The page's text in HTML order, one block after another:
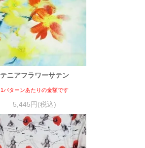
テニアフラワーサテン
1パターンあたりの金額です
5,445円(税込)